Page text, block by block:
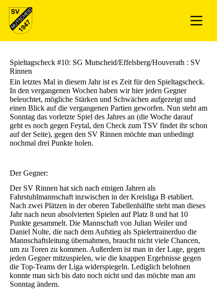
Spieltagscheck #10: SG Mutscheid/Effelsberg/Houverath : SV
Rinnen
Ein letztes Mal in diesem Jahr ist es Zeit für den Spieltagscheck.
In den vergangenen Wochen haben wir hier jeden Gegner
beleuchtet, mögliche Stärken und Schwächen aufgezeigt und
einen Blick auf die vergangenen Partien geworfen. Nun steht am
Sonntag das vorletzte Spiel des Jahres an (die Woche darauf
geht es noch gegen Feytal, den Check zum TSV findet ihr schon
auf der Seite), gegen den SV Rinnen möchte man unbedingt
nochmal drei Punkte holen.
Der Gegner:
Der SV Rinnen hat sich nach einigen Jahren als
Fahrstuhlmannschaft inzwischen in der Kreisliga B etabliert.
Nach zwei Plätzen in der oberen Tabellenhälfte steht man dieses
Jahr nach neun absolvierten Spielen auf Platz 8 und hat 10
Punkte gesammelt. Die Mannschaft von Julian Weiler und
Daniel Nolte, die nach dem Aufstieg als Spielertrainerduo die
Mannschaftsleitung übernahmen, braucht nicht viele Chancen,
um zu Toren zu kommen. Außerdem ist man in der Lage, gegen
jeden Gegner mitzuspielen, wie die knappen Ergebnisse gegen
die Top-Teams der Liga widerspiegeln. Lediglich belohnen
konnte man sich bis dato noch nicht und das möchte man am
Sonntag ändern.